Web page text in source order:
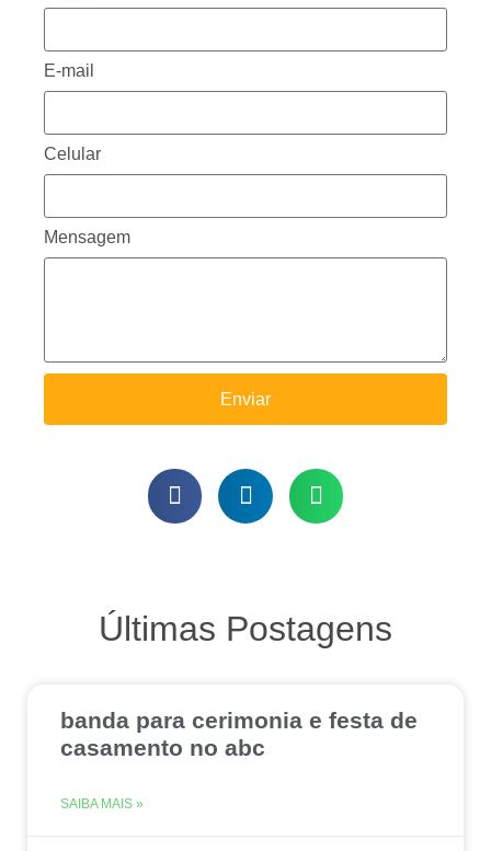
E-mail
Celular
Mensagem
Enviar
Últimas Postagens
banda para cerimonia e festa de
casamento no abc
SAIBA MAIS »